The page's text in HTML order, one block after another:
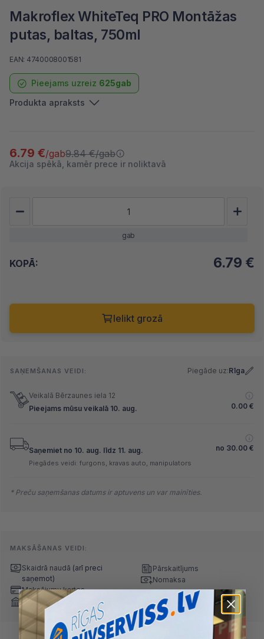
Makroflex WhiteTeq PRO Montāžas
putas, baltas, 750ml
Pieejams uzreiz 625gab
EAN: 4740008001581
Produkta apraksts
6.79 €/gab9.84 €/gab
Akcija spēkā, kamēr prece ir noliktavā
gab
KOPĀ: 6.79 €
Ielikt grozā
SAŅEMŠANAS VEIDI: Piegāde uz:Rīga
Veikalā Bērzaunes iela 12
Pieejams mūsu veikalā 10. aug.
0.00 €
Saņemiet no 10. aug. līdz 11. aug. no 30.00 €
Piegādes veidi: furgons, kravas auto, manipulators
* Preču saņemšanas datums ir aptuvens un var mainīties.
MAKSĀŠANAS VEIDI:
Skaidrā naudā (arī preci
saņemot)
Maksājumu kartes
Internetbankas
Pārskaitījums
Nomaksa